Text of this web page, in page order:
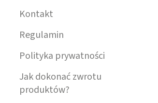
Kontakt
Regulamin
Polityka prywatności
Jak dokonać zwrotu
produktów?